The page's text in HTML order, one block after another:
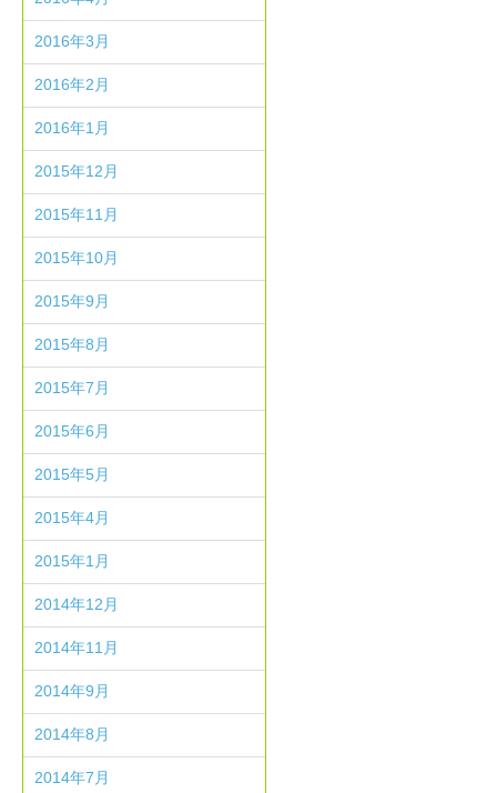
2016年3月
2016年2月
2016年1月
2015年12月
2015年11月
2015年10月
2015年9月
2015年8月
2015年7月
2015年6月
2015年5月
2015年4月
2015年1月
2014年12月
2014年11月
2014年9月
2014年8月
2014年7月